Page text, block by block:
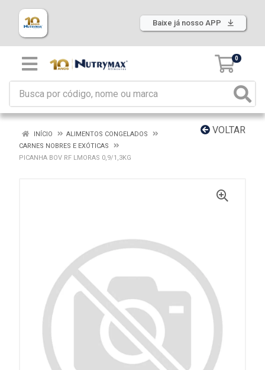
Baixe já nosso APP
0
VOLTAR
INÍCIO
ALIMENTOS CONGELADOS
CARNES NOBRES E EXÓTICAS
PICANHA BOV RF LMORAS 0,9/1,3KG